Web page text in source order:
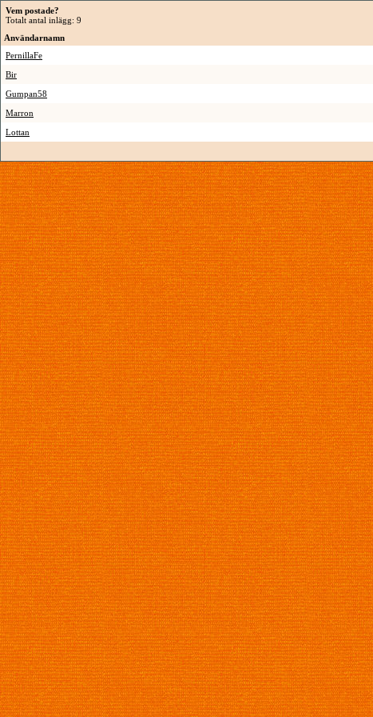
Vem postade?
Totalt antal inlägg: 9
Användarnamn
PernillaFe
Bir
Gumpan58
Marron
Lottan